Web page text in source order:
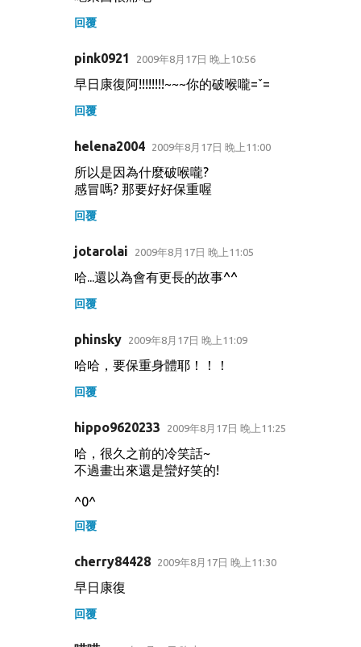
回覆
pink0921 2009年8月17日 晚上10:56
早日康復阿!!!!!!!!~~~你的破喉嚨=ˇ=
回覆
helena2004 2009年8月17日 晚上11:00
所以是因為什麼破喉嚨?
感冒嗎? 那要好好保重喔
回覆
jotarolai 2009年8月17日 晚上11:05
哈...還以為會有更長的故事^^
回覆
phinsky 2009年8月17日 晚上11:09
哈哈，要保重身體耶！！！
回覆
hippo9620233 2009年8月17日 晚上11:25
哈，很久之前的冷笑話~
不過畫出來還是蠻好笑的!
^0^
回覆
cherry84428 2009年8月17日 晚上11:30
早日康復
回覆